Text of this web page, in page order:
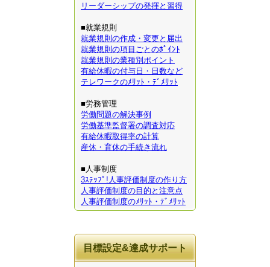
リーダーシップの発揮と習得
■就業規則
就業規則の作成・変更と届出
就業規則の項目ごとのﾎﾟｲﾝﾄ
就業規則の業種別ポイント
有給休暇の付与日・日数など
テレワークのﾒﾘｯﾄ・ﾃﾞﾒﾘｯﾄ
■労務管理
労働問題の解決事例
労働基準監督署の調査対応
有給休暇取得率の計算
産休・育休の手続き流れ
■人事制度
3ｽﾃｯﾌﾟ!人事評価制度の作り方
人事評価制度の目的と注意点
人事評価制度のﾒﾘｯﾄ・ﾃﾞﾒﾘｯﾄ
目標設定&達成サポート